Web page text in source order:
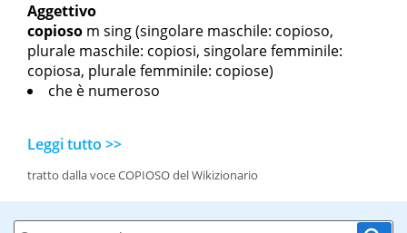
Aggettivo
copioso m sing(singolare maschile: copioso,
plurale maschile: copiosi, singolare femminile:
copiosa, plurale femminile: copiose)
che è numeroso
Leggi tutto >>
tratto dalla voce COPIOSO del Wikizionario